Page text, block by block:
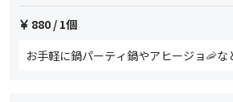
880 / 1個
お手軽に鍋パーティ鍋やアヒージョ🦐な